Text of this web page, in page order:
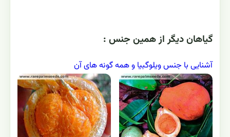
گياهان ديگر از همين جنس :
آشنایی با جنس ویلوگبیا و همه گونه های آن